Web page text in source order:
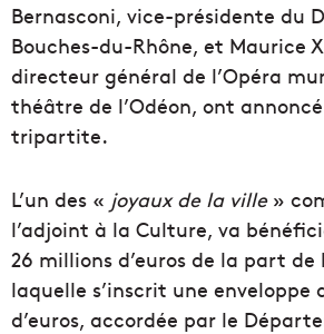
Bernasconi, vice-présidente du
Bouches-du-Rhône, et Maurice
directeur général de l’Opéra
théâtre de l’Odéon, ont
tripartite.
L’un des « joyaux de la ville»
l’adjoint à la Culture, va
26 millions d’euros de la part
laquelle s’inscrit une enveloppe
d’euros, accordée par le